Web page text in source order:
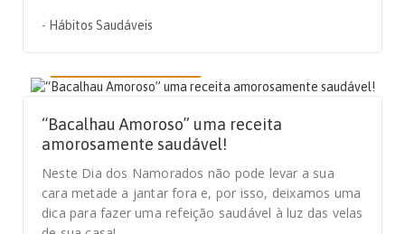
- Hábitos Saudáveis
“Bacalhau Amoroso” uma receita
amorosamente saudável!
Neste Dia dos Namorados não pode levar a sua
cara metade a jantar fora e, por isso, deixamos uma
dica para fazer uma refeição saudável à luz das velas